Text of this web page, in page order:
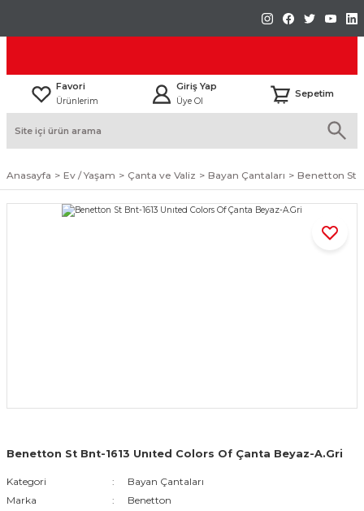
Favori
Ürünlerim
Giriş Yap
Üye Ol
Sepetim
Anasayfa Ev / Yaşam Çanta ve Valiz Bayan Çantaları Benetton St
Benetton St Bnt-1613 Unıted Colors Of Çanta Beyaz-A.Gri
Kategori
Bayan Çantaları
Marka
Benetton